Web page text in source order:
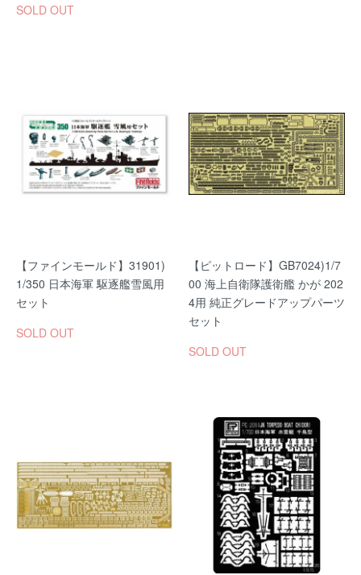
SOLD OUT
【ファインモールド】31901)
1/350 日本海軍 駆逐艦雪風用
セット
SOLD OUT
【ピットロード】GB7024)1/7
00 海上自衛隊護衛艦 かが 202
4用 純正グレードアップパーツ
セット
SOLD OUT